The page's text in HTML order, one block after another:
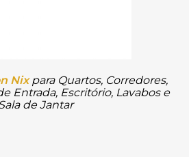
Nix para Quartos, Corredores,
Entrada, Escritório, Lavabos e
de Jantar